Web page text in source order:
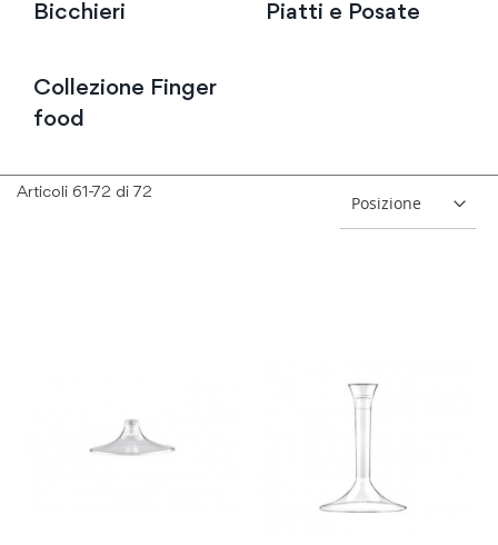
Bicchieri Piatti e Posate
Collezione Finger
food
Articoli 61-72 di 72